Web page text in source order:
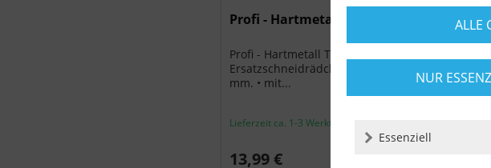
Profi - Hartmetall Titan
Profi - Hartmetall TiN Ersatzschneidrädchen Ø 22
Ersatzschneidrädchen für Kaufmann TOPLINE
mm. • mit...
Lieferzeit ca. 1-3 Werktage
13,99 €
ALLE
NUR
Essenziell